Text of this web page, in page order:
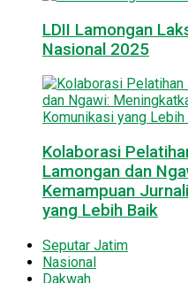
LDII Lamongan
Nasional 2025
Kolaborasi
Lamongan dan
Kemampuan
yang Lebih Baik
Seputar Jatim
Nasional
Dakwah